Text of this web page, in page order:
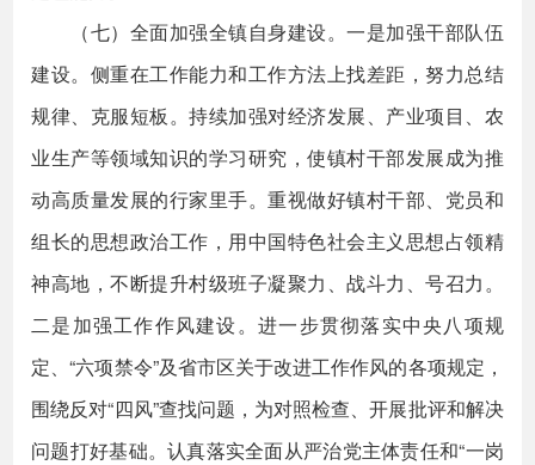
（七）全面加强全镇自身建设。一是加强干部队伍
建设。侧重在工作能力和工作方法上找差距，努力总结
规律、克服短板。持续加强对经济发展、产业项目、农
业生产等领域知识的学习研究，使镇村干部发展成为推
动高质量发展的行家里手。重视做好镇村干部、党员和
组长的思想政治工作，用中国特色社会主义思想占领精
神高地，不断提升村级班子凝聚力、战斗力、号召力。
二是加强工作作风建设。进一步贯彻落实中央八项规
定、“六项禁令”及省市区关于改进工作作风的各项规定，
围绕反对“四风”查找问题，为对照检查、开展批评和解决
问题打好基础。认真落实全面从严治党主体责任和“一岗